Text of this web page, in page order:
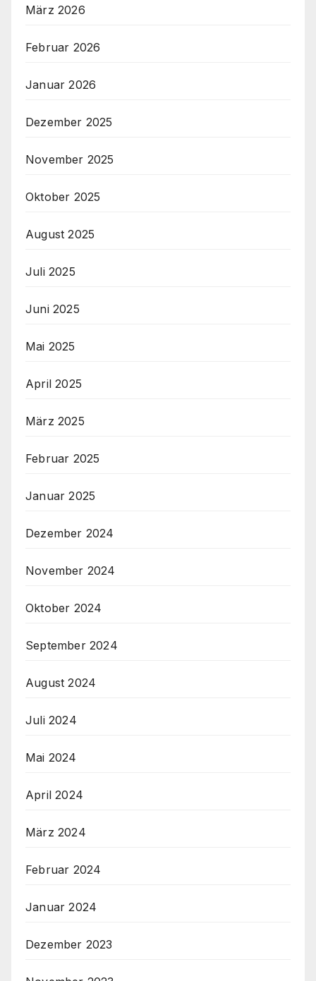
März 2026
Februar 2026
Januar 2026
Dezember 2025
November 2025
Oktober 2025
August 2025
Juli 2025
Juni 2025
Mai 2025
April 2025
März 2025
Februar 2025
Januar 2025
Dezember 2024
November 2024
Oktober 2024
September 2024
August 2024
Juli 2024
Mai 2024
April 2024
März 2024
Februar 2024
Januar 2024
Dezember 2023